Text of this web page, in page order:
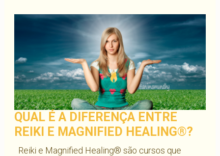
QUAL É A DIFERENÇA ENTRE
REIKI E MAGNIFIED HEALING®?
Reiki e Magnified Healing® são cursos que